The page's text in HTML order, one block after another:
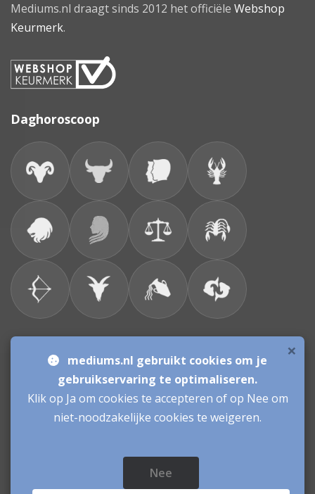
Mediums.nl draagt sinds 2012 het officiële Webshop
Keurmerk.
Daghoroscoop
Consulenten
Vacatures Mediums
Werken als Medium
© sinds 2006 - 2026
×
mediums.nl gebruikt cookies om je
gebruikservaring te optimaliseren.
Klik op Ja om cookies te accepteren of op Nee om
niet-noodzakelijke cookies te weigeren.
Nee